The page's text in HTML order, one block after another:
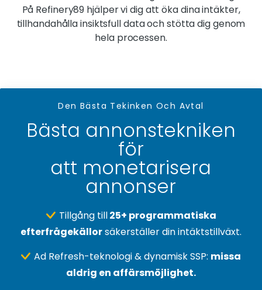
På Refinery89 hjälper vi dig att öka dina intäkter,
tillhandahålla insiktsfull data och stötta dig genom
hela processen.
Den Bästa Tekinken Och Avtal
Bästa annonstekniken
för
att monetarisera
annonser
Tillgång till25+ programmatiska
efterfrågekällorsäkerställer din intäktstillväxt.
Ad Refresh-teknologi & dynamisk SSP: missa
aldrig en affärsmöjlighet.